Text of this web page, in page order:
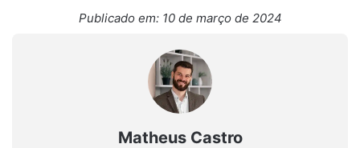
Publicado em: 10 de março de 2024
Matheus Castro